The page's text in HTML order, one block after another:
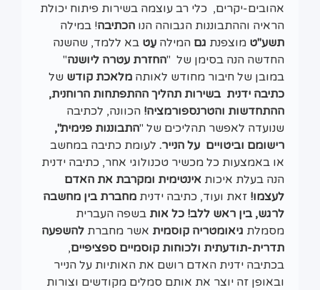
אהובים-יקרים, כלי רב עוצמה בשירות פיתוח יכולת
הראיה וההתבוננות הגבוהה הנו הכתיבה! במילה
תשע"ט מוצפנת גם המילה עֵט בא ללמד, שהשנה
החדשה הנה בסימן של "החזרת עטרה ליושנה"
במובן של חיבור מחודש לאותה מלאכת קודש של
כתיבה ידנית בשירות תהליך ההתפתחות הרוחנית,
ההתחדשות והטרנספורמציה! הכוונה, לכתיבה
שנועדה לאפשר תהליכים של "התבוננות פנימית",
רישומם וביטויים על הנייר. לעומת כתיבה במחשב
או באמצעות כל מכשיר טכנולוגי אחר, כתיבה ידנית
הנה בעלת איכות אינטימית ומקרבת את האדם
לעצמו! זאת ועוד, כתיבה ידנית מחברת בין מחשבה
לרגש, בין ראש ללב! כל אות בשפה העברית
מסמלת גיאומטריה קוסמית אשר מחברת להשפעה
תדרית-תודעתית ולכוחות קוסמיים ספציפיים,
בכתיבה ידנית האדם רושם את האותיות על הנייר
ובאופן זה יוצר את אותם סמלים מקודשים וצורות